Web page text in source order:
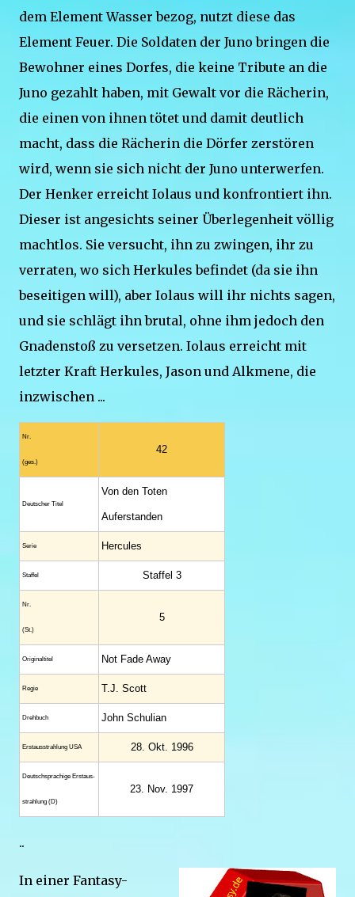
dem Element Wasser bezog, nutzt diese das
Element Feuer. Die Soldaten der Juno bringen die
Bewohner eines Dorfes, die keine Tribute an die
Juno gezahlt haben, mit Gewalt vor die Rächerin,
die einen von ihnen tötet und damit deutlich
macht, dass die Rächerin die Dörfer zerstören
wird, wenn sie sich nicht der Juno unterwerfen.
Der Henker erreicht Iolaus und konfrontiert ihn.
Dieser ist angesichts seiner Überlegenheit völlig
machtlos. Sie versucht, ihn zu zwingen, ihr zu
verraten, wo sich Herkules befindet (da sie ihn
beseitigen will), aber Iolaus will ihr nichts sagen,
und sie schlägt ihn brutal, ohne ihm jedoch den
Gnadenstoß zu versetzen. Iolaus erreicht mit
letzter Kraft Herkules, Jason und Alkmene, die
inzwischen ...
Nr.
(ges.)
42
Deutscher Titel
Von den Toten
Auferstanden
Serie Hercules
Staffel Staffel 3
Nr.
(St.)
5
Original­titel Not Fade Away
Regie T.J. Scott
Drehbuch John Schulian
Erstaus­strahlung USA 28. Okt. 1996
Deutsch­sprachige Erstaus­
strahlung (D)
23. Nov. 1997
..
In einer Fantasy-